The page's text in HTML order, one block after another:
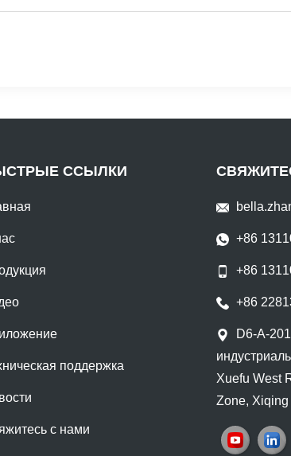
ССЫЛКИ
поддержка
с нами
+86
+86
+86
D6-A-
Xuefu West
Zone,